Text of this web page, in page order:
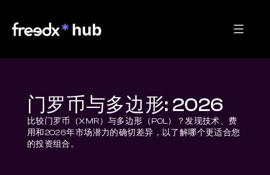
门罗币与多边形: 2026
比较门罗币（XMR）与多边形（POL）？发现技术、费
用和2026年市场潜力的确切差异，以了解哪个更适合您
的投资组合。